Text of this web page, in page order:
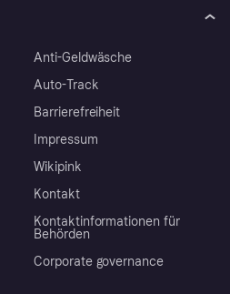
Anti-Geldwäsche
Auto-Track
Barrierefreiheit
Impressum
Wikipink
Kontakt
Kontaktinformationen für
Behörden
Corporate governance